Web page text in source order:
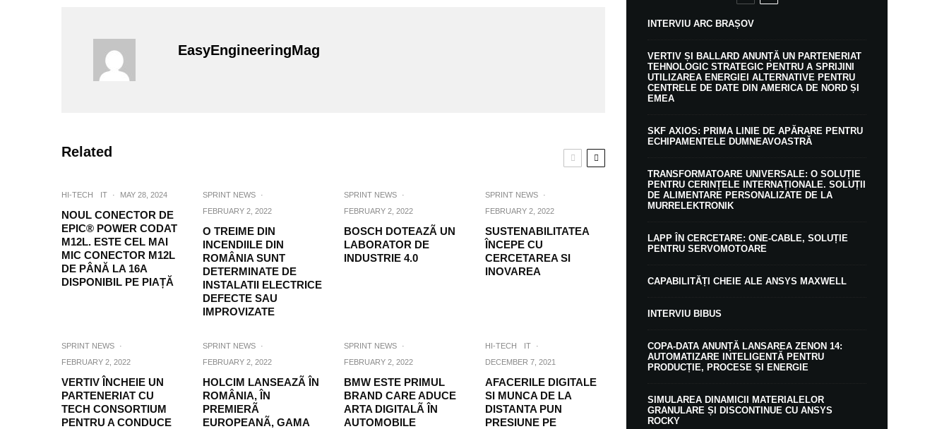
EasyEngineeringMag
Related
HI-TECH IT · MAY 28, 2024
NOUL CONECTOR DE
EPIC® POWER CODAT
M12L. ESTE CEL MAI
MIC CONECTOR M12L
DE PÂNĂ LA 16A
DISPONIBIL PE PIAȚĂ
SPRINT NEWS
·
FEBRUARY 2, 2022
O TREIME DIN
INCENDIILE DIN
ROMÂNIA SUNT
DETERMINATE DE
INSTALATII ELECTRICE
DEFECTE SAU
IMPROVIZATE
SPRINT NEWS
·
FEBRUARY 2, 2022
BOSCH DOTEAZÃ UN
LABORATOR DE
INDUSTRIE 4.0
SPRINT NEWS
·
FEBRUARY 2, 2022
SUSTENABILITATEA
ÎNCEPE CU
CERCETAREA SI
INOVAREA
SPRINT NEWS
·
FEBRUARY 2, 2022
VERTIV ÎNCHEIE UN
PARTENERIAT CU
TECH CONSORTIUM
PENTRU A CONDUCE
SPRINT NEWS
·
FEBRUARY 2, 2022
HOLCIM LANSEAZÃ ÎN
ROMÂNIA, ÎN
PREMIERÃ
EUROPEANÃ, GAMA
SPRINT NEWS
·
FEBRUARY 2, 2022
BMW ESTE PRIMUL
BRAND CARE ADUCE
ARTA DIGITALÃ ÎN
AUTOMOBILE
HI-TECH IT
·
DECEMBER 7, 2021
AFACERILE DIGITALE
SI MUNCA DE LA
DISTANTA PUN
PRESIUNE PE
INTERVIU ARC BRAȘOV
VERTIV ȘI BALLARD ANUNȚĂ UN PARTENERIAT
TEHNOLOGIC STRATEGIC PENTRU A SPRIJINI
UTILIZAREA ENERGIEI ALTERNATIVE PENTRU
CENTRELE DE DATE DIN AMERICA DE NORD ȘI
EMEA
SKF AXIOS: PRIMA LINIE DE APĂRARE PENTRU
ECHIPAMENTELE DUMNEAVOASTRĂ
TRANSFORMATOARE UNIVERSALE: O SOLUȚIE
PENTRU CERINȚELE INTERNAȚIONALE. SOLUȚII
DE ALIMENTARE PERSONALIZATE DE LA
MURRELEKTRONIK
LAPP ÎN CERCETARE: ONE-CABLE, SOLUȚIE
PENTRU SERVOMOTOARE
CAPABILITĂȚI CHEIE ALE ANSYS MAXWELL
INTERVIU BIBUS
COPA-DATA ANUNȚĂ LANSAREA ZENON 14:
AUTOMATIZARE INTELIGENTĂ PENTRU
PRODUCȚIE, PROCESE ȘI ENERGIE
SIMULAREA DINAMICII MATERIALELOR
GRANULARE ȘI DISCONTINUE CU ANSYS
ROCKY